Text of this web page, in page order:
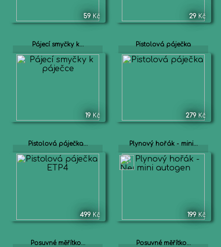
59 Kč 29 Kč
Pájecí smyčky k...
19 Kč
Pistolová páječka
279 Kč
Pistolová páječka...
499 Kč
Plynový hořák - mini...
199 Kč
Posuvné měřítko... Posuvné měřítko...